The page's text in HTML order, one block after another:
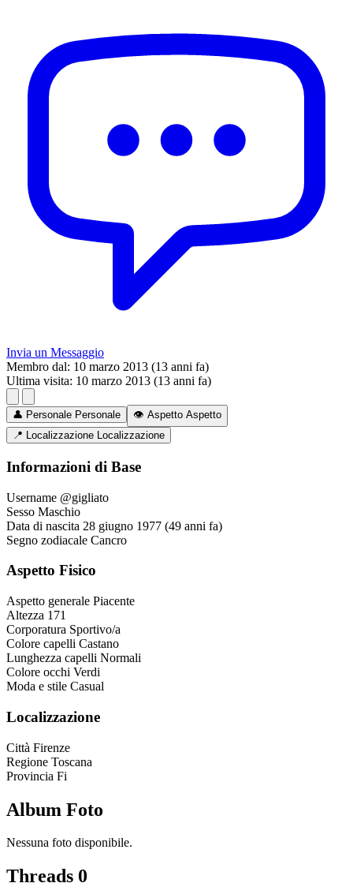
Invia un Messaggio
Membro dal: 10 marzo 2013 (13 anni fa)
Ultima visita: 10 marzo 2013 (13 anni fa)
👤 Personale Personale 👁️ Aspetto Aspetto
📍 Localizzazione Localizzazione
Informazioni di Base
Username @gigliato
Sesso Maschio
Data di nascita 28 giugno 1977 (49 anni fa)
Segno zodiacale Cancro
Aspetto Fisico
Aspetto generale Piacente
Altezza 171
Corporatura Sportivo/a
Colore capelli Castano
Lunghezza capelli Normali
Colore occhi Verdi
Moda e stile Casual
Localizzazione
Città Firenze
Regione Toscana
Provincia Fi
Album Foto
Nessuna foto disponibile.
Threads 0